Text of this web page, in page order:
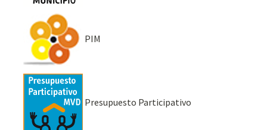
PIM
Presupuesto Participativo